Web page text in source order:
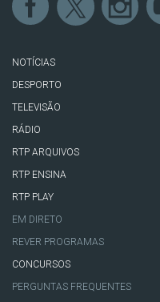
NOTÍCIAS
DESPORTO
TELEVISÃO
RÁDIO
RTP ARQUIVOS
RTP ENSINA
RTP PLAY
EM DIRETO
REVER PROGRAMAS
CONCURSOS
PERGUNTAS FREQUENTES